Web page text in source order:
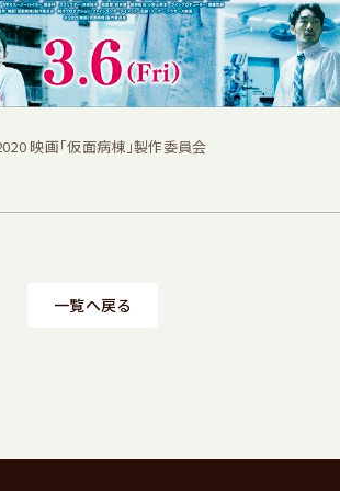
映画「仮面病棟」製作委員会
一覧へ戻る